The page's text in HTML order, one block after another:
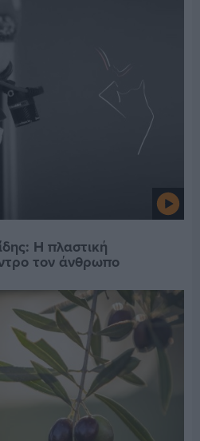
Η πλαστική
τον άνθρωπο